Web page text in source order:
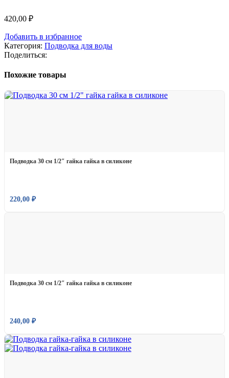
420,00 ₽
Добавить в избранное
Категория: Подводка для воды
Поделиться:
Похожие товары
Подводка 30 см 1/2″ гайка гайка в силиконе
220,00 ₽
Подводка 30 см 1/2″ гайка гайка в силиконе
240,00 ₽